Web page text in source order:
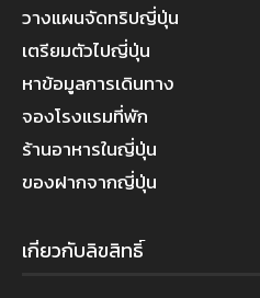
วางแผนจัดทริปญี่ปุ่น
เตรียมตัวไปญี่ปุ่น
หาข้อมูลการเดินทาง
จองโรงแรมที่พัก
ร้านอาหารในญี่ปุ่น
ของฝากจากญี่ปุ่น
เกี่ยวกับลิขสิทธิ์